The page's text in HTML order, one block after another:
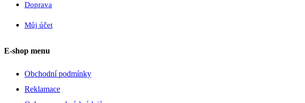
Doprava
Můj účet
E-shop menu
Obchodní podmínky
Reklamace